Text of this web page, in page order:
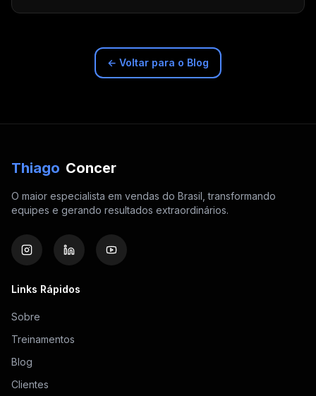
← Voltar para o Blog
Thiago Concer
O maior especialista em vendas do Brasil, transformando
equipes e gerando resultados extraordinários.
Links Rápidos
Sobre
Treinamentos
Blog
Clientes